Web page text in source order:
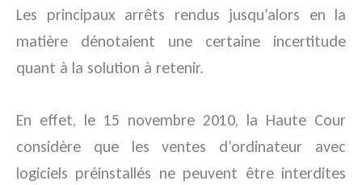
Les principaux arrêts rendus jusqu’alors en la
matière dénotaient une certaine incertitude
quant à la solution à retenir.
En effet, le 15 novembre 2010, la Haute Cour
considère que les ventes d’ordinateur avec
logiciels préinstallés ne peuvent être interdites